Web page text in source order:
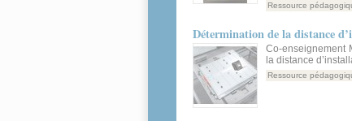
Ressource
Détermination de la distance
Co-enseignement
la distance
Ressource